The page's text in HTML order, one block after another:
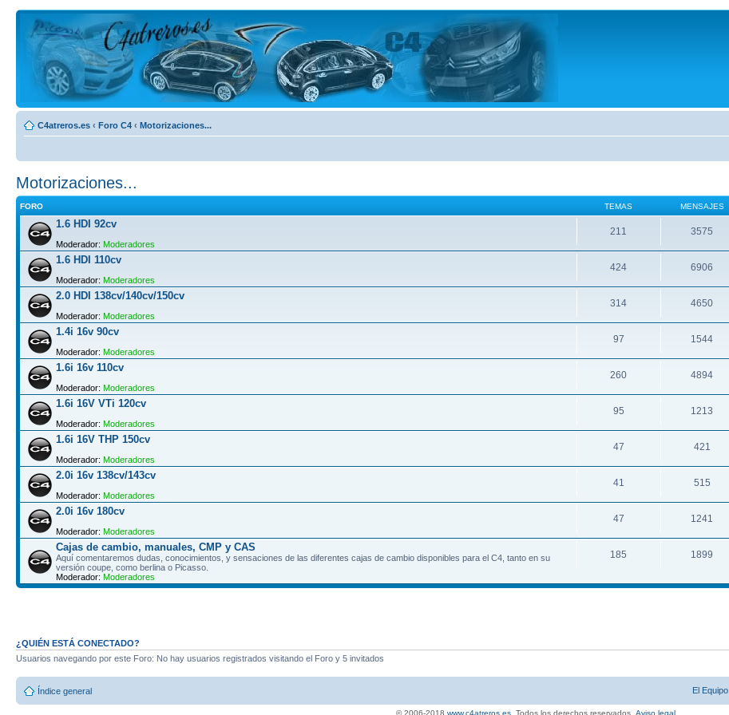
C4atreros.es ‹ Foro C4 ‹ Motorizaciones...
Motorizaciones...
FORO TEMAS MENSAJES
1.6 HDI 92cv
Moderador: Moderadores
211 3575
1.6 HDI 110cv
Moderador: Moderadores
424 6906
2.0 HDI 138cv/140cv/150cv
Moderador: Moderadores
314 4650
1.4i 16v 90cv
Moderador: Moderadores
97 1544
1.6i 16v 110cv
Moderador: Moderadores
260 4894
1.6i 16V VTi 120cv
Moderador: Moderadores
95 1213
1.6i 16V THP 150cv
Moderador: Moderadores
47 421
2.0i 16v 138cv/143cv
Moderador: Moderadores
41 515
2.0i 16v 180cv
Moderador: Moderadores
47 1241
Cajas de cambio, manuales, CMP y CAS
Aquí comentaremos dudas, conocimientos, y sensaciones de las diferentes cajas de cambio disponibles para el C4, tanto en su
versión coupe, como berlina o Picasso.
Moderador: Moderadores
185 1899
¿QUIÉN ESTÁ CONECTADO?
Usuarios navegando por este Foro: No hay usuarios registrados visitando el Foro y 5 invitados
Índice general El Equipo
© 2006-2018 www.c4atreros.es. Todos los derechos reservados. Aviso legal.